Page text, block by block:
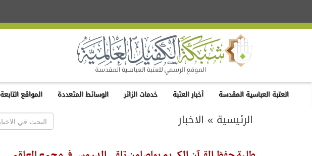
العتبة العباسية المقدسة أخبار العتبة خدمات الزائر الوسائط المتعددة المواقع التابعة
الرئيسية » الاخبار